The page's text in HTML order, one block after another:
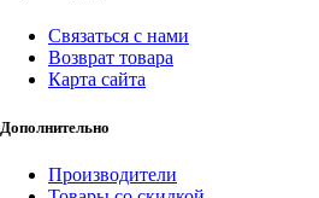
Связаться с нами
Возврат товара
Карта сайта
Дополнительно
Производители